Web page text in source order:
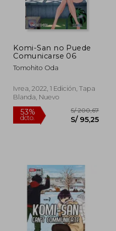
55%
dcto.
Komi-San no Puede
Comunicarse 06
Tomohito Oda
Ivrea, 2022, 1 Edición, Tapa
Blanda, Nuevo